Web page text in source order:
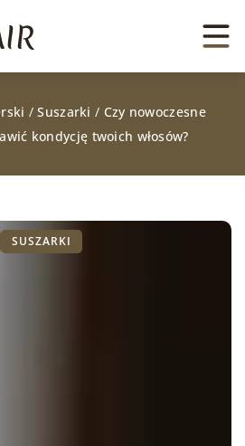
/Suszarki / Czy nowoczesne
kondycję twoich włosów?
SUSZARKI